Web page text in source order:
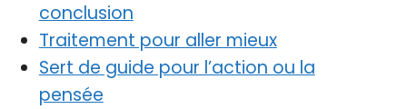
conclusion
Traitement pour aller mieux
Sert de guide pour l’action ou la
pensée